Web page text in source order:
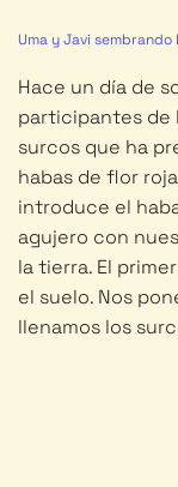
Uma y Javi sembrando
Hace un día de
participantes de
surcos que ha
habas de flor
introduce el
agujero con
la tierra. El
el suelo. Nos
llenamos los